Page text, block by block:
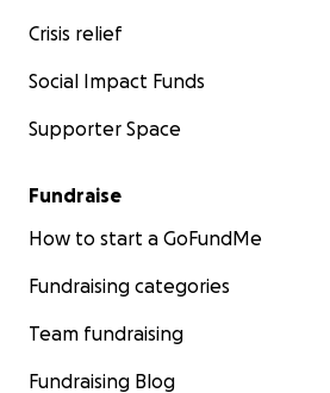
Crisis relief
Social Impact Funds
Supporter Space
Fundraise
How to start a GoFundMe
Fundraising categories
Team fundraising
Fundraising Blog